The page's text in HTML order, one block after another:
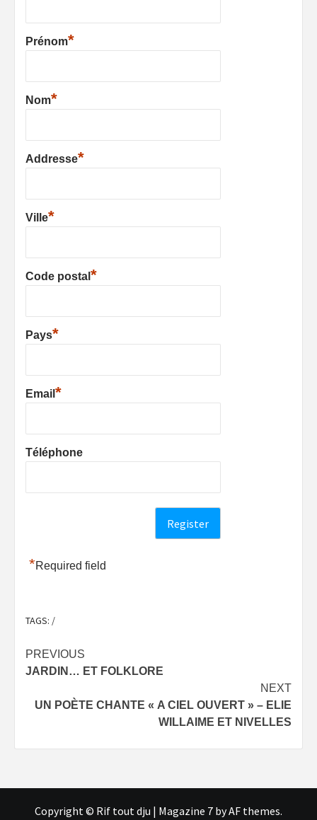
Prénom*
Nom*
Addresse*
Ville*
Code postal *
Pays*
Email *
Téléphone
*Required field
TAGS: /
Post
navigation
PREVIOUS
JARDIN… ET FOLKLORE
NEXT
UN POÈTE CHANTE « A CIEL OUVERT » – ELIE
WILLAIME ET NIVELLES
Copyright © Rif tout dju | Magazine 7 by AF themes.